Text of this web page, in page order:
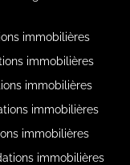
immobilières
immobilières
immobilières
immobilières
immobilières
immobilières